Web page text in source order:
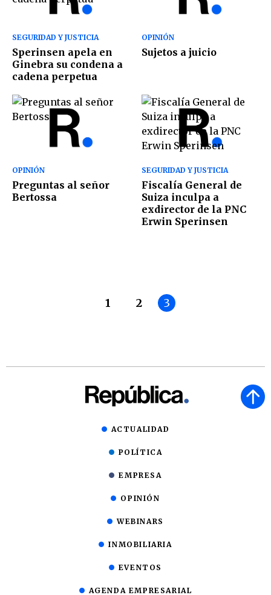
SEGURIDAD Y JUSTICIA
Sperinsen apela en
Ginebra su condena a
cadena perpetua
OPINIÓN
Sujetos a juicio
OPINIÓN
Preguntas al señor
Bertossa
SEGURIDAD Y JUSTICIA
Fiscalía General de
Suiza inculpa a
exdirector de la PNC
Erwin Sperinsen
1 2 3
ACTUALIDAD
POLÍTICA
EMPRESA
OPINIÓN
WEBINARS
INMOBILIARIA
EVENTOS
AGENDA EMPRESARIAL